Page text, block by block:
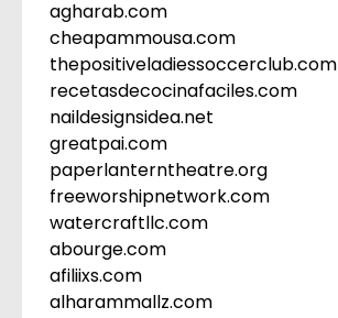
agharab.com
cheapammousa.com
thepositiveladiessoccerclub.com
recetasdecocinafaciles.com
naildesignsidea.net
greatpai.com
paperlanterntheatre.org
freeworshipnetwork.com
watercraftllc.com
abourge.com
afiliixs.com
alharammallz.com